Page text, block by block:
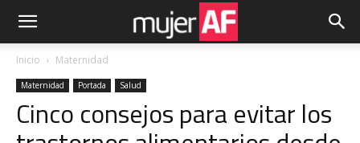
Inicio Maternidad
Maternidad Portada Salud
Cinco consejos para evitar los